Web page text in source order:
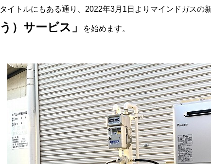
タイトルにもある通り、2022年3月1日よりマインドガスの
う）サービス」
を始めます。